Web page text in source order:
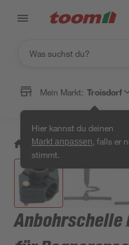
Mein Markt: Troisdorf
Hier kannst du deinen
Markt anpassen , falls er
stimmt.
/ Garten & Freizeit /
Anbohrschelle